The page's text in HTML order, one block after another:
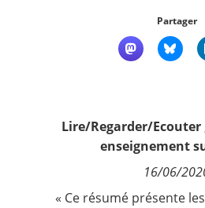
Qui sommes nous ?
Partager
Lire/Regarder/Ecouter
enseignement
16/06/
« Ce résumé présente